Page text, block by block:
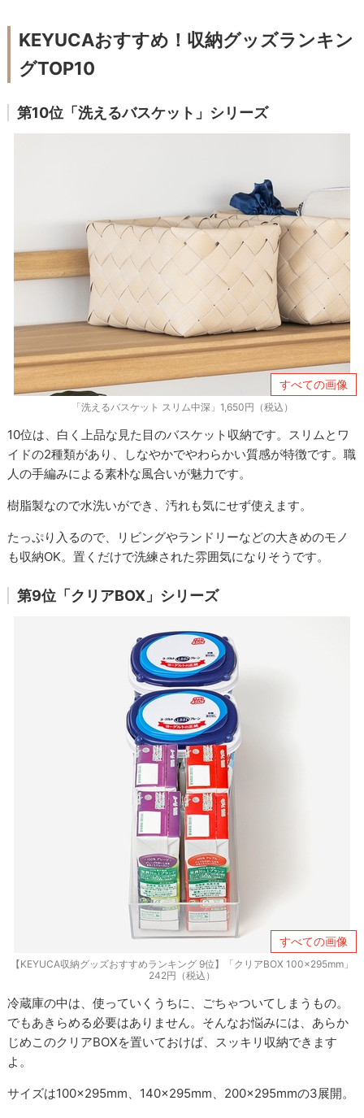
KEYUCAおすすめ！収納グッズランキン
グTOP10
第10位「洗えるバスケット」シリーズ
すべての画像
「洗えるバスケット スリム中深」1,650円（税込）
10位は、白く上品な見た目のバスケット収納です。スリムとワ
イドの2種類があり、しなやかでやわらかい質感が特徴です。職
人の手編みによる素朴な風合いが魅力です。
樹脂製なので水洗いができ、汚れも気にせず使えます。
たっぷり入るので、リビングやランドリーなどの大きめのモノ
も収納OK。置くだけで洗練された雰囲気になりそうです。
第9位「クリアBOX」シリーズ
すべての画像
【KEYUCA収納グッズおすすめランキング 9位】「クリアBOX 100×295mm」
242円（税込）
冷蔵庫の中は、使っていくうちに、ごちゃついてしまうもの。
でもあきらめる必要はありません。そんなお悩みには、あらか
じめこのクリアBOXを置いておけば、スッキリ収納できます
よ。
サイズは100×295mm、140×295mm、200×295mmの3展開。